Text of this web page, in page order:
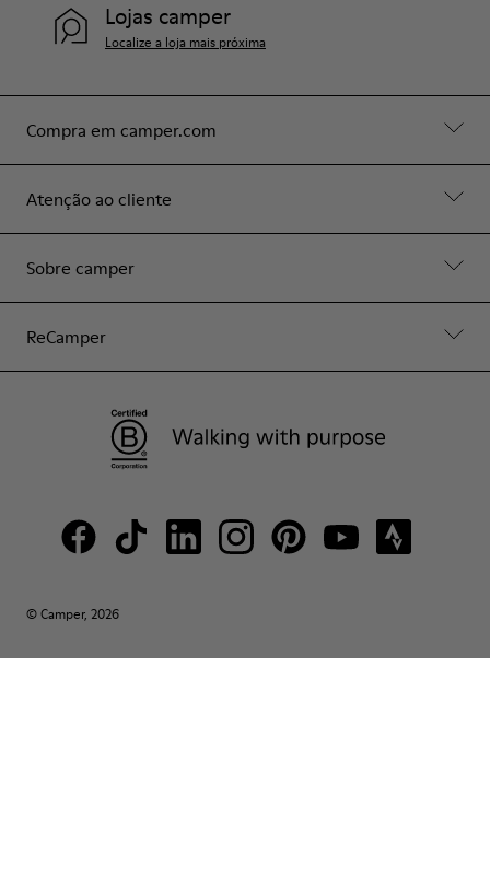
Compra em camper.com
Atenção ao cliente
Sobre camper
ReCamper
Lojas camper
Localize a loja mais próxima
© Camper, 2026